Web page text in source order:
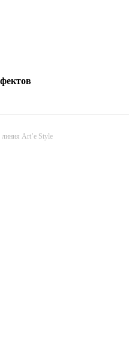
Art’e Style